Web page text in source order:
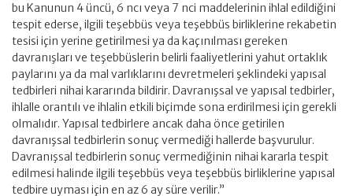
bu Kanunun 4 üncü, 6 ncı veya 7 nci maddelerinin ihlal edildiğini
tespit ederse, ilgili teşebbüs veya teşebbüs birliklerine rekabetin
tesisi için yerine getirilmesi ya da kaçınılması gereken
davranışları ve teşebbüslerin belirli faaliyetlerini yahut ortaklık
paylarını ya da mal varlıklarını devretmeleri şeklindeki yapısal
tedbirleri nihai kararında bildirir. Davranışsal ve yapısal tedbirler,
ihlalle orantılı ve ihlalin etkili biçimde sona erdirilmesi için gerekli
olmalıdır. Yapısal tedbirlere ancak daha önce getirilen
davranışsal tedbirlerin sonuç vermediği hallerde başvurulur.
Davranışsal tedbirlerin sonuç vermediğinin nihai kararla tespit
edilmesi halinde ilgili teşebbüs veya teşebbüs birliklerine yapısal
tedbire uyması için en az 6 ay süre verilir.”